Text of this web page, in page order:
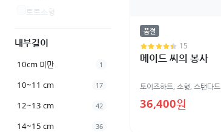
토르소형
내부길이
10cm 미만 1
10~11 cm 17
12~13 cm 42
14~15 cm 36
품절
15
메이드 씨의 봉사
토이즈하트,소형,스탠다드
36,400원